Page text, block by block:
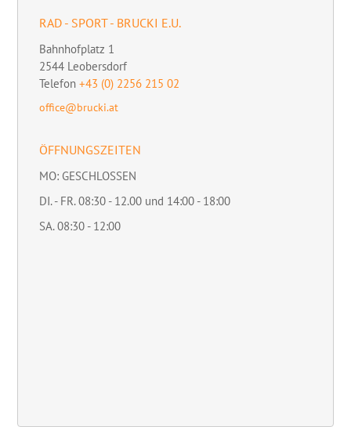
RAD - SPORT - BRUCKI E.U.
Bahnhofplatz 1
2544 Leobersdorf
Telefon +43 (0) 2256 215 02
office@brucki.at
ÖFFNUNGSZEITEN
MO: GESCHLOSSEN
DI. - FR. 08:30 - 12.00 und 14:00 - 18:00
SA. 08:30 - 12:00